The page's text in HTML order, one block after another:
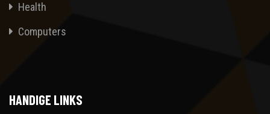
Health
Computers
HANDIGE LINKS